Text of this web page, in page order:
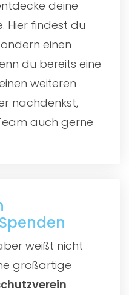
deine
Hier findest du
einen
du bereits eine
weiteren
nachdenkst,
auch gerne
weißt nicht
großartige